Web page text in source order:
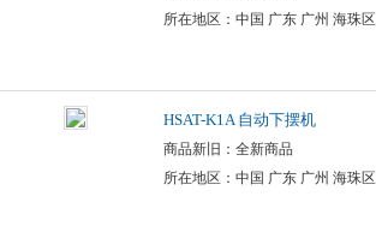
所在地区：中国 广东 广州 海珠区
HSAT-K1A 自动下摆机
商品新旧：全新商品
所在地区：中国 广东 广州 海珠区